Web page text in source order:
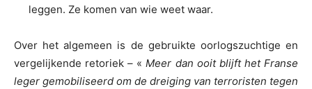
leggen. Ze komen van wie weet waar.
Over het algemeen is de gebruikte oorlogszuchtige en
vergelijkende retoriek – «Meer dan ooit blijft het Franse
leger gemobiliseerd om de dreiging van terroristen tegen